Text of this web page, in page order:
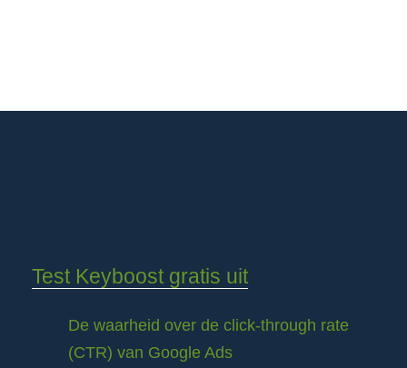
Test Keyboost gratis uit
De waarheid over de click-through rate
(CTR) van Google Ads